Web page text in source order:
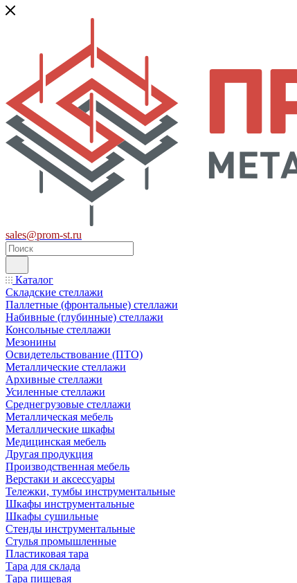
sales@prom-st.ru
Каталог
Складские стеллажи
Паллетные (фронтальные) стеллажи
Набивные (глубинные) стеллажи
Консольные стеллажи
Мезонины
Освидетельствование (ПТО)
Металлические стеллажи
Архивные стеллажи
Усиленные стеллажи
Среднегрузовые стеллажи
Металлическая мебель
Металлические шкафы
Медицинская мебель
Другая продукция
Производственная мебель
Верстаки и аксессуары
Тележки, тумбы инструментальные
Шкафы инструментальные
Шкафы сушильные
Стенды инструментальные
Cтулья промышленные
Пластиковая тара
Тара для склада
Тара пищевая